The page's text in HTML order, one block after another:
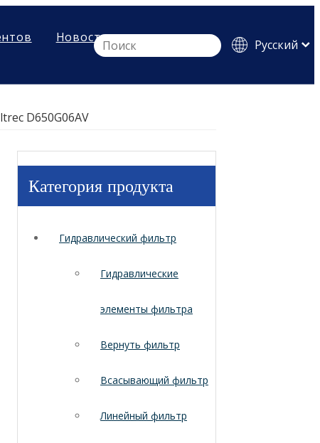
Новости
Pусский
D650G06AV
Категория продукта
Гидравлический фильтр
Гидравлические
элементы фильтра
Вернуть фильтр
Всасывающий фильтр
Линейный фильтр